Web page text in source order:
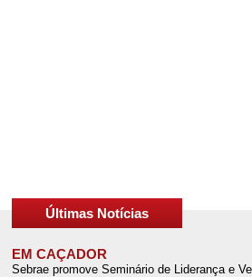
Últimas Notícias
EM CAÇADOR
Sebrae promove Seminário de Liderança e